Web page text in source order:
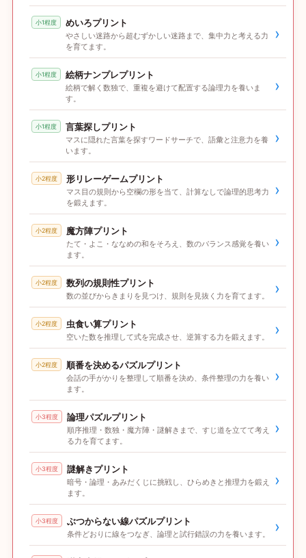
小1程度 めいろプリント
やさしい迷路から超むずかしい迷路まで、集中力と考える力
を育てます。
›
小1程度 絵柄ナンプレプリント
絵柄で解く数独で、重複を避けて配置する論理力を養いま
す。
›
小1程度 言葉探しプリント
マスに隠れた言葉を探すワードサーチで、語彙と注意力を養
います。
›
小2程度 形リレーゲームプリント
マス目の規則から空欄の形を当て、計算なしで論理的思考力
を鍛えます。
›
小2程度 魔方陣プリント
たて・よこ・ななめの和をそろえ、数のバランス感覚を養い
ます。
›
小2程度 数列の規則性プリント
数の並びからきまりを見つけ、規則を見抜く力を育てます。 ›
小2程度 虫食い算プリント
空いた数を推理して式を完成させ、逆算する力を鍛えます。 ›
小2程度 順番を決めるパズルプリント
会話の手がかりを整理して順番を決め、条件整理の力を養い
ます。
›
小3程度 論理パズルプリント
順序推理・数独・魔方陣・謎解きまで、すじ道を立てて考え
る力を育てます。
›
小3程度 謎解きプリント
暗号・論理・あみだくじに挑戦し、ひらめきと推理力を鍛え
ます。
›
小3程度 ぶつからない線パズルプリント
条件どおりに線をつなぎ、論理と試行錯誤の力を養います。 ›